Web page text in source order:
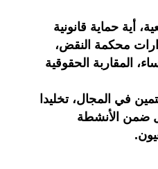
أية حماية قانونية
محكمة النقض،
ضد النساء، المقاربة الحقوقية
في المجال، تخليدا
كل سنة و تدخل ضمن الأنشطة